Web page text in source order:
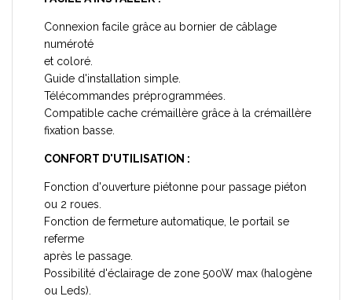
Connexion facile grâce au bornier de câblage
numéroté
et coloré.
Guide d'installation simple.
Télécommandes préprogrammées.
Compatible cache crémaillère grâce à la crémaillère
fixation basse.
CONFORT D'UTILISATION :
Fonction d'ouverture piétonne pour passage piéton
ou 2 roues.
Fonction de fermeture automatique, le portail se
referme
après le passage.
Possibilité d'éclairage de zone 500W max (halogène
ou Leds).